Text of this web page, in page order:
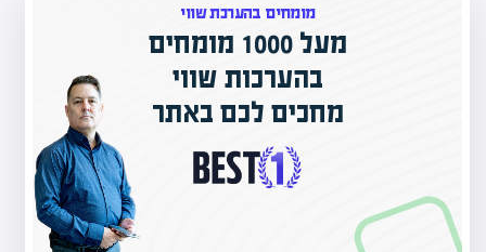
מומחים בהערכת שווי
מעל 1000 מומחים
בהערכות שווי
מחכים לכם באתר